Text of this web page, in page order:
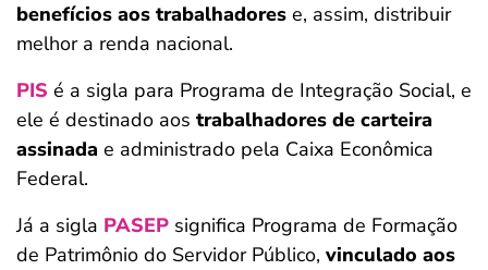
benefícios aos trabalhadores e, assim, distribuir
melhor a renda nacional.
PIS é a sigla para Programa de Integração Social, e
ele é destinado aos trabalhadores de carteira
assinada e administrado pela Caixa Econômica
Federal.
Já a sigla PASEP significa Programa de Formação
de Patrimônio do Servidor Público, vinculado aos